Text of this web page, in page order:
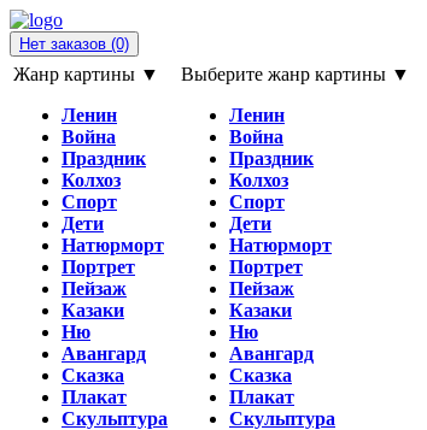
Нет заказов (0)
Жанр картины ▼
Ленин
Война
Праздник
Колхоз
Спорт
Дети
Натюрморт
Портрет
Пейзаж
Казаки
Ню
Авангард
Сказка
Плакат
Скульптура
Выберите жанр картины ▼
Ленин
Война
Праздник
Колхоз
Спорт
Дети
Натюрморт
Портрет
Пейзаж
Казаки
Ню
Авангард
Сказка
Плакат
Скульптура